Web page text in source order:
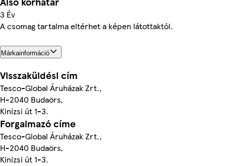
3 Év
A csomag tartalma eltérhet a képen látottaktól.
Márkainformáció
Visszaküldési cím
Tesco-Global Áruházak Zrt.,
H-2040 Budaörs,
Kinizsi út 1-3.
Forgalmazó címe
Tesco-Global Áruházak Zrt.,
H-2040 Budaörs,
Kinizsi út 1-3.